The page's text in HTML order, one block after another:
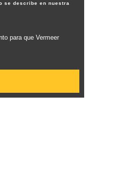
se describe en nuestra
para que Vermeer